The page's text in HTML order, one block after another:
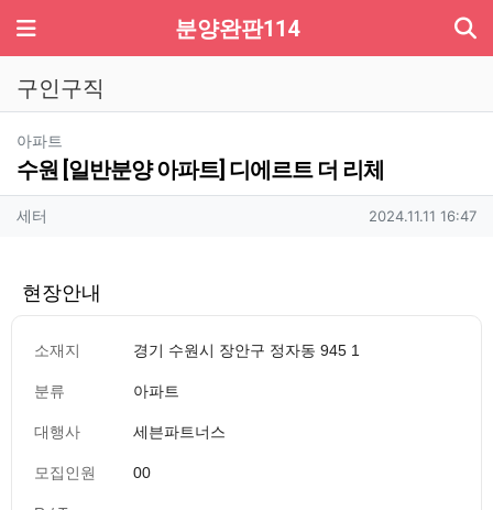
메뉴 분양완판114
구인구직
아파트
수원 [일반분양 아파트] 디에르트 더 리체
작성자 정보
세터 작성일
2024.11.11 16:47
현장안내
소재지 경기 수원시 장안구 정자동 945 1
분류 아파트
대행사 세븐파트너스
모집인원 00